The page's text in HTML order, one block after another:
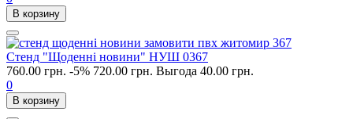
В корзину
Стенд "Щоденні новини" НУШ 0367
760.00 грн. -5% 720.00 грн. Выгода 40.00 грн.
0
В корзину